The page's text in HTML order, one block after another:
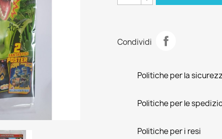
Condividi
Politiche per la
Politiche per le
Politiche per i resi